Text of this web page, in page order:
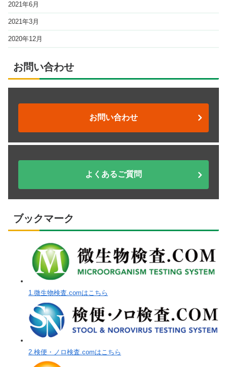
2021年6月
2021年3月
2020年12月
お問い合わせ
お問い合わせ
よくあるご質問
ブックマーク
1.微生物検査.comはこちら
2.検便・ノロ検査.comはこちら